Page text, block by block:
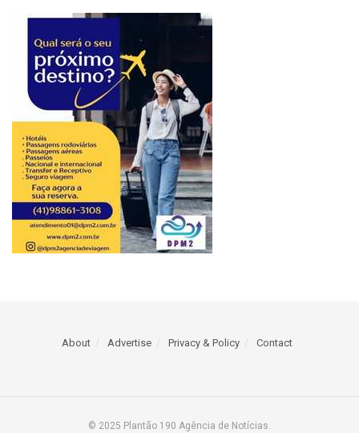
About Advertise Privacy & Policy Contact
© 2025 Plantão 190 Agência de Notícias.